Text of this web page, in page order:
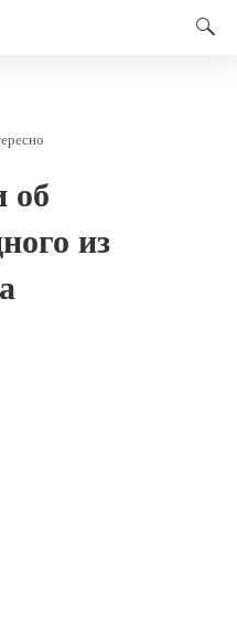
об
из